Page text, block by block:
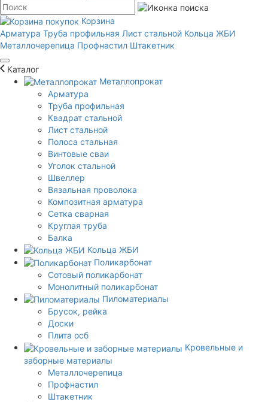
Корзина
Арматура Труба профильная Лист стальной Кольца ЖБИ
Металлочерепица Профнастил Штакетник
Каталог
Металлопрокат
Арматура
Труба профильная
Квадрат стальной
Лист стальной
Полоса стальная
Винтовые сваи
Уголок стальной
Швеллер
Вязальная проволока
Композитная арматура
Сетка сварная
Круглая труба
Балка
Кольца ЖБИ
Поликарбонат
Сотовый поликарбонат
Монолитный поликарбонат
Пиломатериалы
Брусок, рейка
Доски
Плита осб
Кровельные и
заборные материалы
Металлочерепица
Профнастил
Штакетник